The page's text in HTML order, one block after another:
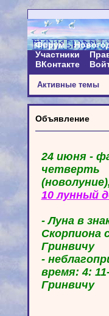
Форум
Участники
ВКонтакте
Активные темы
Объявление
24 июня -
четверть
10 лунный
- Луна в
Скорпиона
Гринвичу
-
время: 4:
Гринвичу